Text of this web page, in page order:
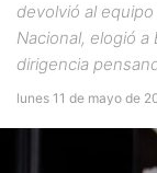
devolvió al equipo
Nacional, elogió
dirigencia
lunes 11 de mayo de